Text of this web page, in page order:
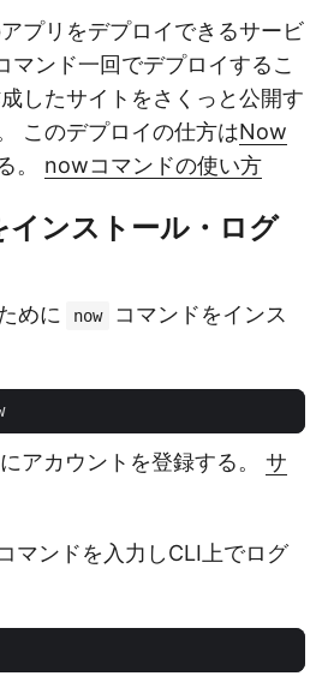
プリをデプロイできるサービ
マンド一回でデプロイするこ
したサイトをさくっと公開す
このデプロイの仕方はNow
。 nowコマンドの使い方
ンストール・ログ
めに now
コマンドをインス
アカウントを登録する。 サ
マンドを入力しCLI上でログ